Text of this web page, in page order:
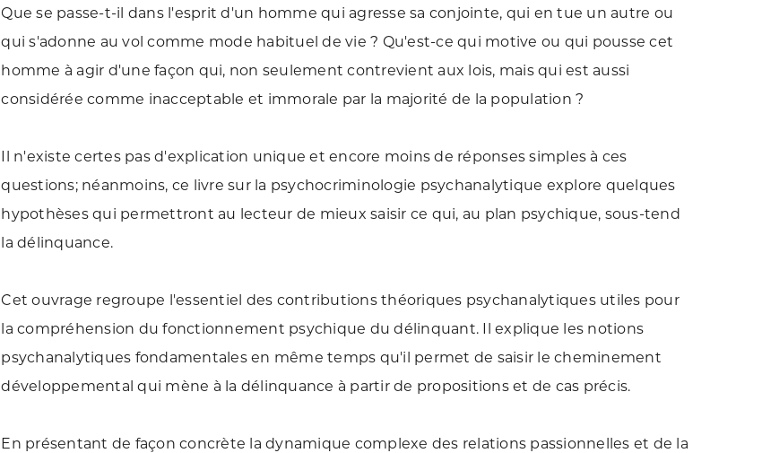
Que se passe-t-il dans l'esprit d'un homme qui agresse sa conjointe, qui en tue un autre ou
qui s'adonne au vol comme mode habituel de vie ? Qu'est-ce qui motive ou qui pousse cet
homme à agir d'une façon qui, non seulement contrevient aux lois, mais qui est aussi
considérée comme inacceptable et immorale par la majorité de la population ?
Il n'existe certes pas d'explication unique et encore moins de réponses simples à ces
questions; néanmoins, ce livre sur la psychocriminologie psychanalytique explore quelques
hypothèses qui permettront au lecteur de mieux saisir ce qui, au plan psychique, sous-tend
la délinquance.
Cet ouvrage regroupe l'essentiel des contributions théoriques psychanalytiques utiles pour
la compréhension du fonctionnement psychique du délinquant. Il explique les notions
psychanalytiques fondamentales en même temps qu'il permet de saisir le cheminement
développemental qui mène à la délinquance à partir de propositions et de cas précis.
En présentant de façon concrète la dynamique complexe des relations passionnelles et de la